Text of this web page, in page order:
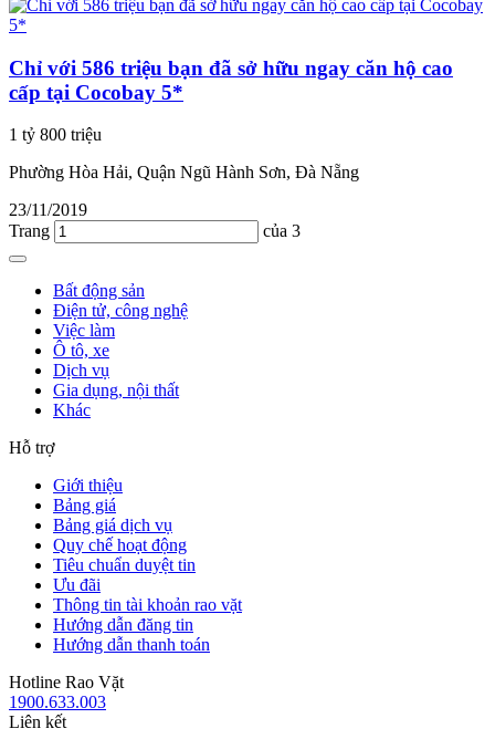
Chỉ với 586 triệu bạn đã sở hữu ngay căn hộ cao
cấp tại Cocobay 5*
1 tỷ 800 triệu
Phường Hòa Hải, Quận Ngũ Hành Sơn, Đà Nẵng
23/11/2019
Trang
của 3
Bất động sản
Điện tử, công nghệ
Việc làm
Ô tô, xe
Dịch vụ
Gia dụng, nội thất
Khác
Hỗ trợ
Giới thiệu
Bảng giá
Bảng giá dịch vụ
Quy chế hoạt động
Tiêu chuẩn duyệt tin
Ưu đãi
Thông tin tài khoản rao vặt
Hướng dẫn đăng tin
Hướng dẫn thanh toán
Hotline Rao Vặt
1900.633.003
Liên kết